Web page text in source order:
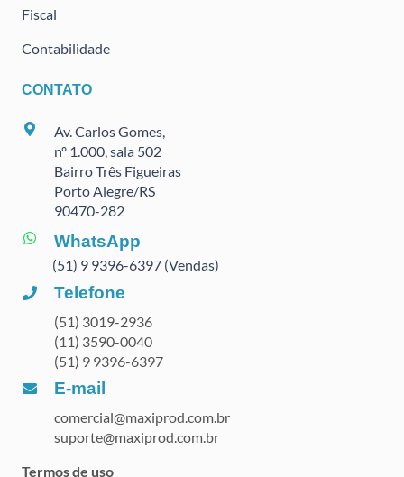
Fiscal
Contabilidade
CONTATO
Av. Carlos Gomes,
nº 1.000, sala 502
Bairro Três Figueiras
Porto Alegre/RS
90470-282
WhatsApp
(51) 9 9396-6397 (Vendas)
Telefone
(51) 3019-2936
(11) 3590-0040
(51) 9 9396-6397
E-mail
comercial@maxiprod.com.br
suporte@maxiprod.com.br
Termos de uso